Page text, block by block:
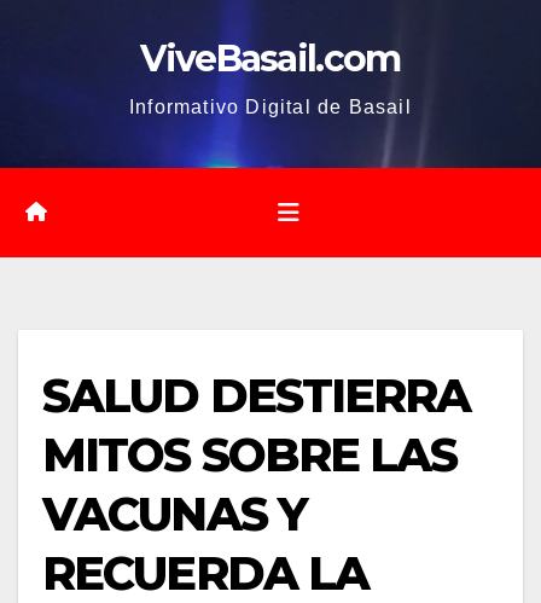
ViveBasail.com
Informativo Digital de Basail
SALUD DESTIERRA
MITOS SOBRE LAS
VACUNAS Y
RECUERDA LA